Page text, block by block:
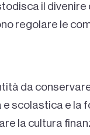
il
regolare le
da
scolastica e la
la cultura